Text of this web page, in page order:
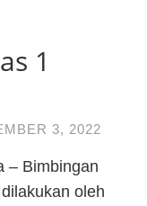
1
3, 2022
– Bimbingan
oleh